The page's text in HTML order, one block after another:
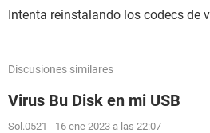
Intenta reinstalando los codecs de
Discusiones similares
Virus Bu Disk en mi USB
Sol.0521 - 16 ene 2023 a las 22:07